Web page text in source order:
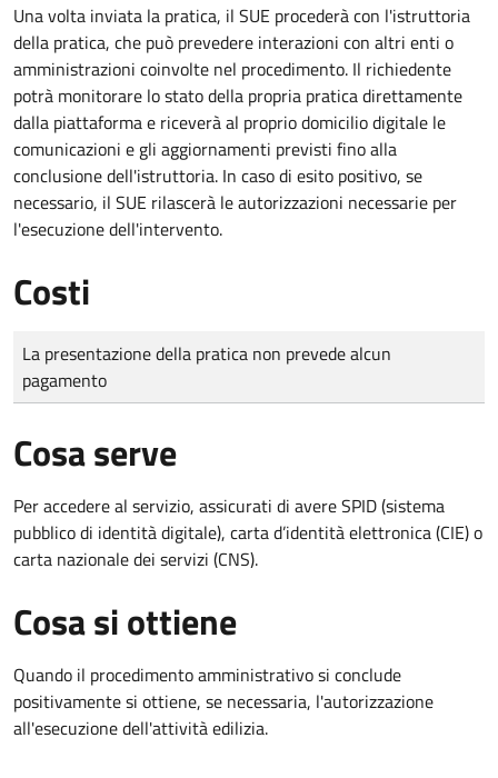
Una volta inviata la pratica, il SUE procederà con l'istruttoria
della pratica, che può prevedere interazioni con altri enti o
amministrazioni coinvolte nel procedimento. Il richiedente
potrà monitorare lo stato della propria pratica direttamente
dalla piattaforma e riceverà al proprio domicilio digitale le
comunicazioni e gli aggiornamenti previsti fino alla
conclusione dell'istruttoria. In caso di esito positivo, se
necessario, il SUE rilascerà le autorizzazioni necessarie per
l'esecuzione dell'intervento.
Costi
Tipo di pagamento
Importo
La presentazione della pratica non prevede alcun
pagamento
Cosa serve
Per accedere al servizio, assicurati di avere SPID (sistema
pubblico di identità digitale), carta d’identità elettronica (CIE) o
carta nazionale dei servizi (CNS).
Cosa si ottiene
Quando il procedimento amministrativo si conclude
positivamente si ottiene, se necessaria, l'autorizzazione
all'esecuzione dell'attività edilizia.